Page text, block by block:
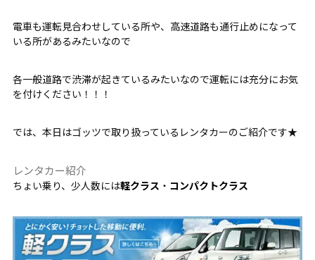
電車も運転見合わせしている所や、高速道路も通行止めになって
いる所があるみたいなので
各一般道路で渋滞が起きているみたいなので運転には充分にお気
を付けください！！！
では、本日はゴッツで取り扱っているレンタカーのご紹介です★
レンタカー紹介
ちょい乗り、少人数には軽クラス ・ コンパクトクラス